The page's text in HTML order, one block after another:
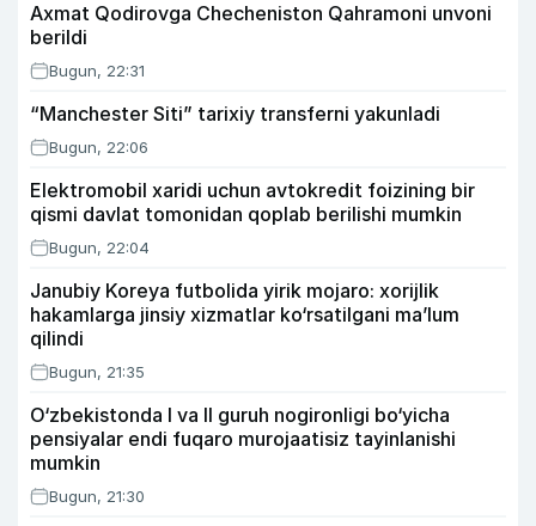
Axmat Qodirovga Checheniston Qahramoni unvoni
berildi
Bugun, 22:31
“Manchester Siti” tarixiy transferni yakunladi
Bugun, 22:06
Elektromobil xaridi uchun avtokredit foizining bir
qismi davlat tomonidan qoplab berilishi mumkin
Bugun, 22:04
Janubiy Koreya futbolida yirik mojaro: xorijlik
hakamlarga jinsiy xizmatlar ko‘rsatilgani ma’lum
qilindi
Bugun, 21:35
O‘zbekistonda I va II guruh nogironligi bo‘yicha
pensiyalar endi fuqaro murojaatisiz tayinlanishi
mumkin
Bugun, 21:30